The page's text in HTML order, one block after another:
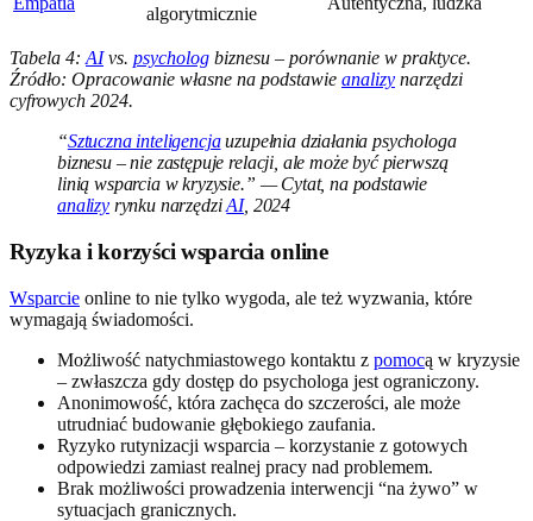
algorytmicznie
Tabela 4:AIvs. psycholog biznesu – porównanie w praktyce.
Źródło: Opracowanie własne na podstawie analizy narzędzi
cyfrowych 2024.
“Sztuczna inteligencjauzupełnia działania psychologa
biznesu – nie zastępuje relacji, ale może być pierwszą
linią wsparcia w kryzysie.” — Cytat, na podstawie
analizyrynku narzędziAI, 2024
Ryzyka i korzyści wsparcia online
Wsparcie online to nie tylko wygoda, ale też wyzwania, które
wymagają świadomości.
Możliwość natychmiastowego kontaktu z pomocą w kryzysie
– zwłaszcza gdy dostęp do psychologa jest ograniczony.
Anonimowość, która zachęca do szczerości, ale może
utrudniać budowanie głębokiego zaufania.
Ryzyko rutynizacji wsparcia – korzystanie z gotowych
odpowiedzi zamiast realnej pracy nad problemem.
Brak możliwości prowadzenia interwencji “na żywo” w
sytuacjach granicznych.